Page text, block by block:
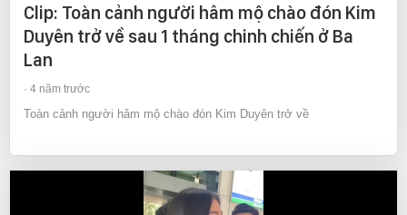
Clip: Toàn cảnh người hâm mộ chào đón Kim
Duyên trở về sau 1 tháng chinh chiến ở Ba
Lan
4 năm trước
Toàn cảnh người hâm mộ chào đón Kim Duyên trở về